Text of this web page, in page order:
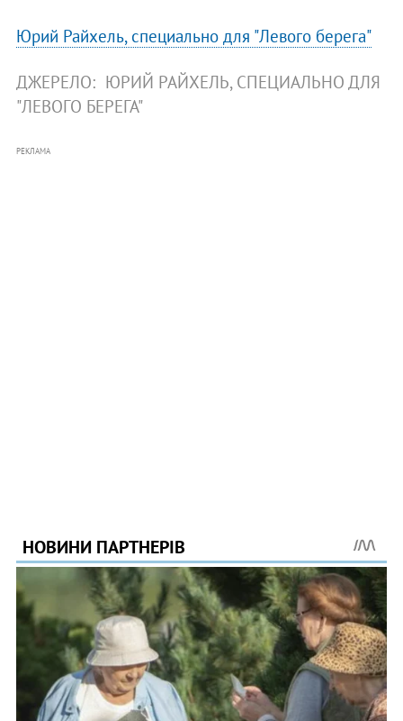
Юрий Райхель, специально для "Левого берега"
ДЖЕРЕЛО: ЮРИЙ РАЙХЕЛЬ, СПЕЦИАЛЬНО ДЛЯ
"ЛЕВОГО БЕРЕГА"
РЕКЛАМА